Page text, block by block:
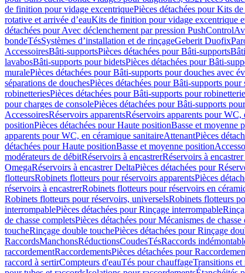
de finition pour vidage excentriquePièces détachées pour Kits
rotative et arrivée d’eauKits de finition pour vidage excentrique
détachées pour Avec déclenchement par pression PushControl
bondeTésSystèmes d’installation et de rinçageGeberit Duofix
AccessoiresBâti-supportsPièces détachées pour Bâti-supports
lavabosBâti-supports pour bidetsPièces détachées pour Bâti-
muralePièces détachées pour Bâti-supports pour douches avec
séparations de douchesPièces détachées pour Bâti-supports pour
robinetteriesPièces détachées pour Bâti-supports pour
pour charges de consolePièces détachées pour Bâti-supports
AccessoiresRéservoirs apparentsRéservoirs apparents pour WC,
positionPièces détachées pour Haute positionBasse et moyenne
apparents pour WC, en céramique sanitaireAttenantPièces
détachées pour Haute positionBasse et moyenne position
modérateurs de débitRéservoirs à encastrerRéservoirs à
OmegaRéservoirs à encastrer DeltaPièces détachées pour
flotteursRobinets flotteurs pour réservoirs apparentsPièces
réservoirs à encastrerRobinets flotteurs pour réservoirs en
Robinets flotteurs pour réservoirs, universelsRobinets flotteurs
interrompablePièces détachées pour Rinçage interrompable
de chasse completsPièces détachées pour Mécanismes de chasse
toucheRinçage double touchePièces détachées pour Rinçage
RaccordsManchonsRéductionsCoudesTésRaccords
raccordementRaccordementsPièces détachées pour
raccord à sertirCompteurs d'eauTés pour chauffageTransitions et